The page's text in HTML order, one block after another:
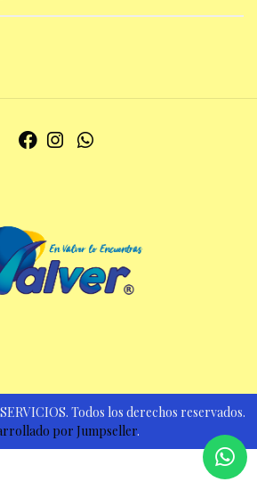
Todos los derechos reservados.
por Jumpseller.